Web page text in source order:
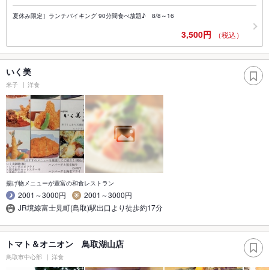
夏休み限定］ランチバイキング 90分間食べ放題♪ 8/8～16
3,500円 （税込）
いく美
米子 洋食
揚げ物メニューが豊富の和食レストラン
2001～3000円
2001～3000円
JR境線富士見町(鳥取)駅出口より徒歩約17分
トマト＆オニオン 鳥取湖山店
鳥取市中心部 洋食